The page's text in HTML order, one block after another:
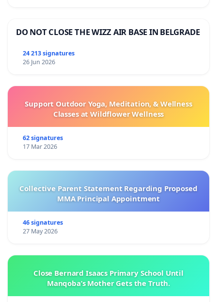
DO NOT CLOSE THE WIZZ AIR BASE IN BELGRADE
24 213 signatures
26 Jun 2026
Support Outdoor Yoga, Meditation, & Wellness
Classes at Wildflower Wellness
62 signatures
17 Mar 2026
Collective Parent Statement Regarding Proposed
MMA Principal Appointment
46 signatures
27 May 2026
Close Bernard Isaacs Primary School Until
Manqoba’s Mother Gets the Truth.